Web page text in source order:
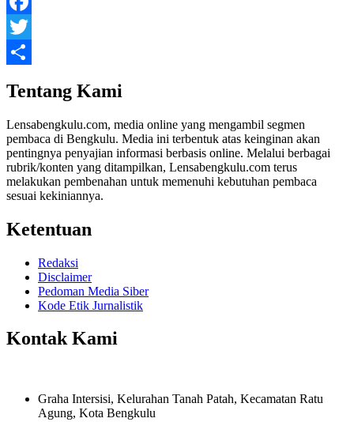
Facebook
Twitter
Tentang Kami
Lensabengkulu.com, media online yang mengambil segmen
pembaca di Bengkulu. Media ini terbentuk atas keinginan akan
pentingnya penyajian informasi berbasis online. Melalui berbagai
rubrik/konten yang ditampilkan, Lensabengkulu.com terus
melakukan pembenahan untuk memenuhi kebutuhan pembaca
sesuai kekiniannya.
Ketentuan
Redaksi
Disclaimer
Pedoman Media Siber
Kode Etik Jurnalistik
Kontak Kami
Graha Intersisi, Kelurahan Tanah Patah, Kecamatan Ratu
Agung, Kota Bengkulu